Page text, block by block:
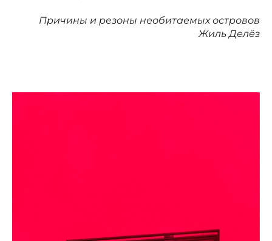
Причины и резоны необитаемых островов
Жиль Делёз